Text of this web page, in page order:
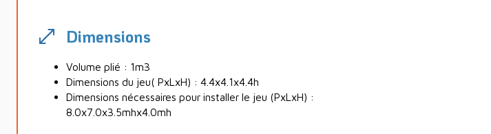
Dimensions
Volume plié : 1m3
Dimensions du jeu( PxLxH) : 4.4x4.1x4.4h
Dimensions nécessaires pour installer le jeu (PxLxH) :
8.0x7.0x3.5mhx4.0mh